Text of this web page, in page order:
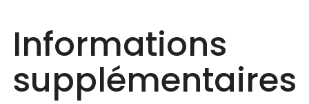
Informations
supplémentaires